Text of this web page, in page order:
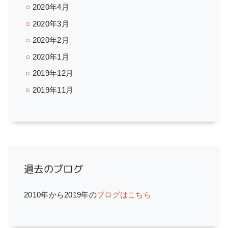
2020年4月
2020年3月
2020年2月
2020年1月
2019年12月
2019年11月
過去のブログ
2010年から2019年のブログはこちら